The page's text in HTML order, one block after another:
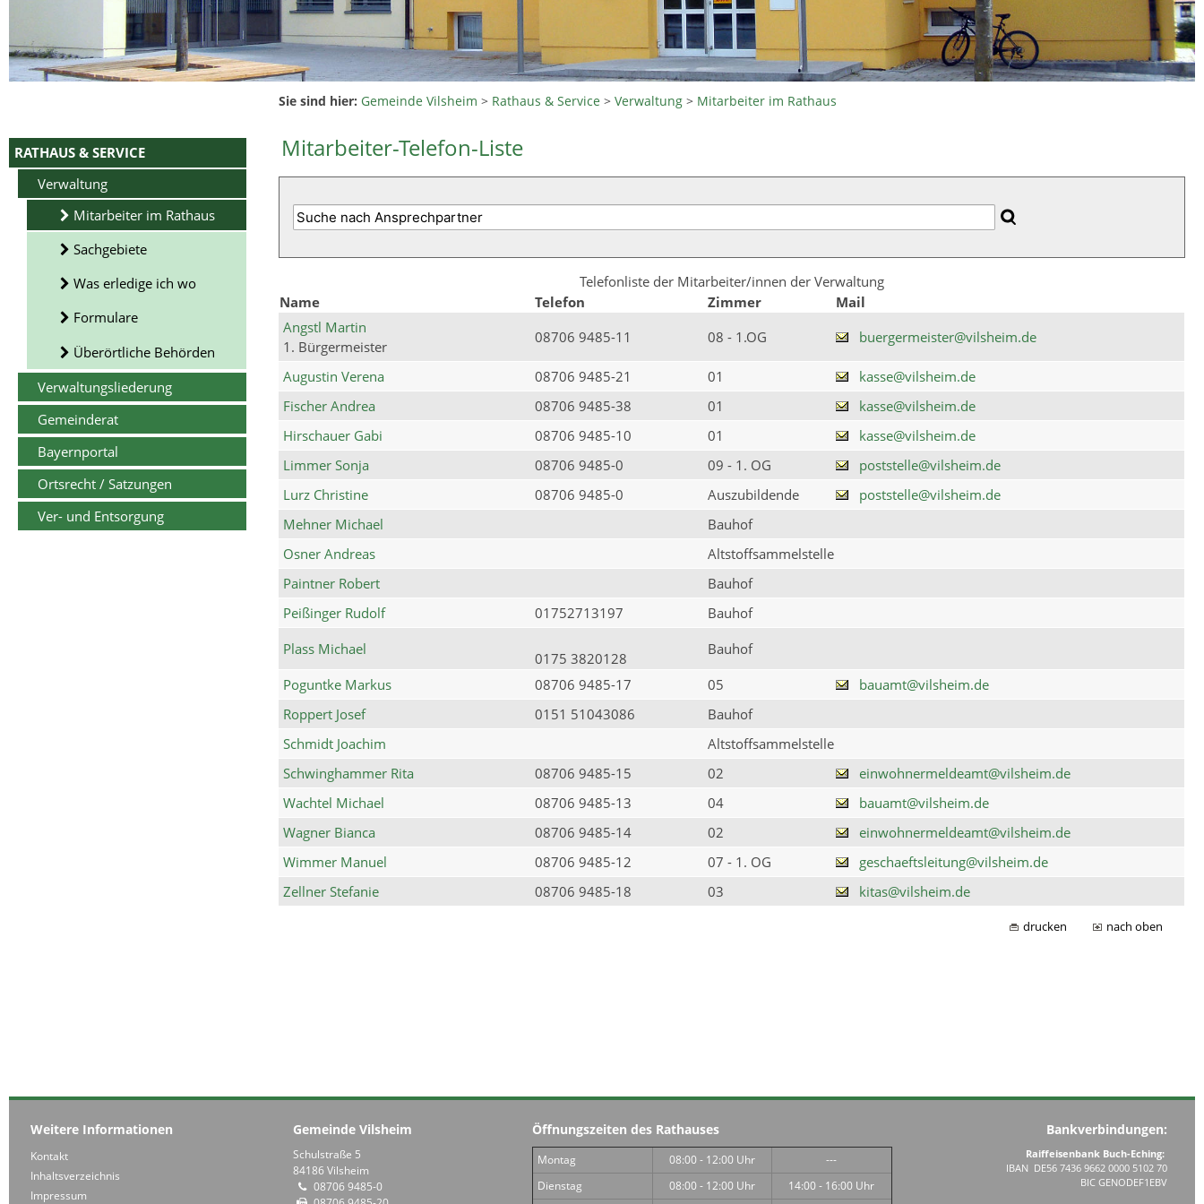
RATHAUS & SERVICE
Verwaltung
Mitarbeiter im Rathaus
Sachgebiete
Was erledige ich wo
Formulare
Überörtliche Behörden
Verwaltungsliederung
Gemeinderat
Bayernportal
Ortsrecht / Satzungen
Ver- und Entsorgung
Sie sind hier: Gemeinde Vilsheim > Rathaus & Service >Verwaltung > Mitarbeiter im Rathaus
Mitarbeiter-Telefon-Liste
Telefonliste der Mitarbeiter/innen der Verwaltung
Name
Telefon Zimmer
Mail
Angstl Martin
1. Bürgermeister
08706 9485-11 08 - 1.OG buergermeister@vilsheim.de
Augustin Verena 08706 9485-21 01
kasse@vilsheim.de
Fischer Andrea
08706 9485-38 01
kasse@vilsheim.de
Hirschauer Gabi
08706 9485-10 01
kasse@vilsheim.de
Limmer Sonja
08706 9485-0 09 - 1. OG
poststelle@vilsheim.de
Lurz Christine
08706 9485-0 Auszubildende
poststelle@vilsheim.de
Mehner Michael
Bauhof
Osner Andreas
Altstoffsammelstelle
Paintner Robert
Bauhof
Peißinger Rudolf
01752713197
Bauhof
Plass Michael
0175 3820128
Bauhof
Poguntke Markus
08706 9485-17 05
bauamt@vilsheim.de
Roppert Josef
0151 51043086
Bauhof
Schmidt Joachim
Altstoffsammelstelle
Schwinghammer Rita
08706 9485-15 02
einwohnermeldeamt@vilsheim.de
Wachtel Michael
08706 9485-13 04
bauamt@vilsheim.de
Wagner Bianca
08706 9485-14 02
einwohnermeldeamt@vilsheim.de
Wimmer Manuel
08706 9485-12 07 - 1. OG
geschaeftsleitung@vilsheim.de
Zellner Stefanie
08706 9485-18 03 kitas@vilsheim.de
drucken nach oben
Weitere Informationen
Kontakt
Inhaltsverzeichnis
Impressum
Gemeinde Vilsheim
Schulstraße 5
84186 Vilsheim
08706 9485-0
Öffnungszeiten des Rathauses
Montag 08:00 - 12:00 Uhr
---
Dienstag
08:00 - 12:00 Uhr
14:00 - 16:00 Uhr
Bankverbindungen:
Raiffeisenbank Buch-Eching:
IBAN DE56 7436 9662 0000 5102 70
BIC GENODEF1EBV